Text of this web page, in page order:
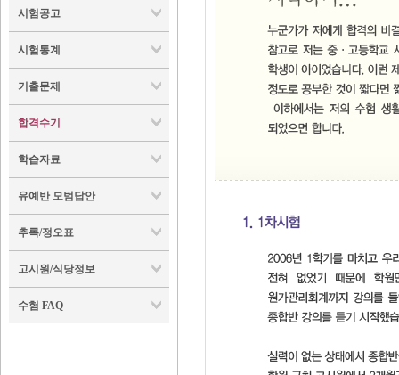
시험공고
시험통계
기출문제
합격수기
학습자료
유예반 모범답안
추록/정오표
고시원/식당정보
수험 FAQ